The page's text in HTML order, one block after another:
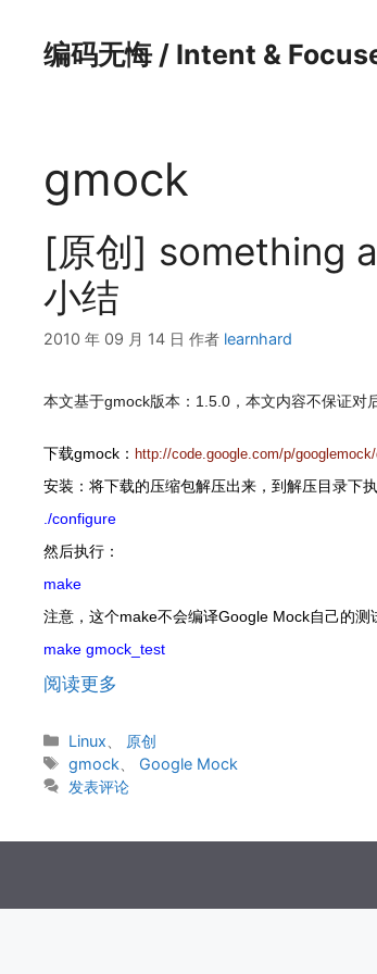
编码无悔 / Intent &
gmock
[原创] something
小结
2010 年 09 月 14 日 作者 learnhard
本文基于gmock版本：1.5.0，本文内容不保证对
下载gmock： http://code.google.com/p/
安装：将下载的压缩包解压出来，到解压目录下执
./configure
然后执行：
make
注意，这个make不会编译Google Mock自己的测
make gmock_test
阅读更多
分
类
Linux
原创
标
签
gmock
Google Mock
发表评论